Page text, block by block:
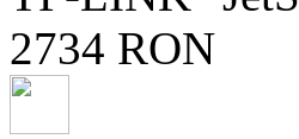
2734 RON